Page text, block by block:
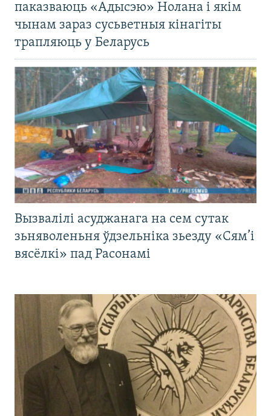
паказваюць «Адысэю» Нолана і якім
чынам зараз сусьветныя кінагіты
трапляюць у Беларусь
Вызвалілі асуджанага на сем сутак
зьняволеньня ўдзельніка зьезду «Сям’і
вясёлкі» пад Расонамі